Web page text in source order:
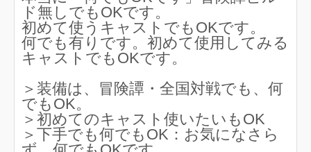
ド無しでもOKです。
初めて使うキャストでもOKです。
何でも有りです。初めて使用してみる
キャストでもOKです。
＞装備は、冒険譚・全国対戦でも、何
でもOK。
＞初めてのキャスト使いたいもOK
＞下手でも何でもOK：お気になさら